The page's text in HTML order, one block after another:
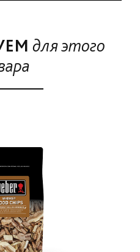
для этого